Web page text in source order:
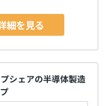
細を見る
シェアの半導体製造